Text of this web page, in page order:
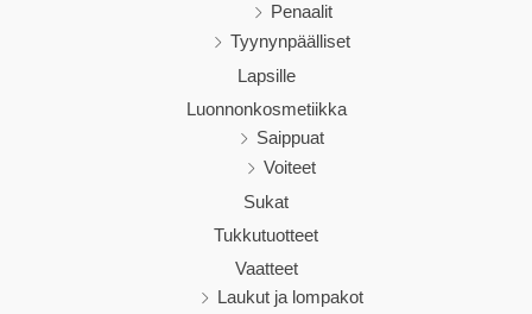
Penaalit
Tyynynpäälliset
Lapsille
Luonnonkosmetiikka
Saippuat
Voiteet
Sukat
Tukkutuotteet
Vaatteet
Laukut ja lompakot